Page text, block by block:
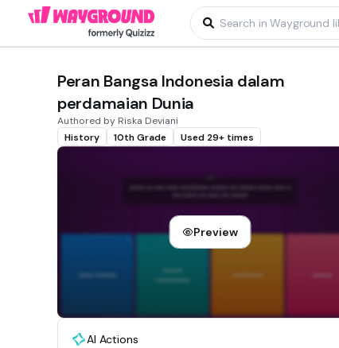
Peran Bangsa Indonesia dalam
perdamaian Dunia
Authored by Riska Deviani
History
10th Grade Used 29+ times
Preview
AI Actions